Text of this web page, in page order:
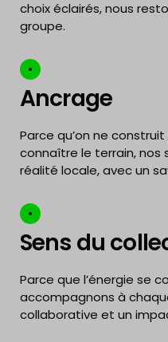
choix éclairés, nous
groupe.
Ancrage
Parce qu’on ne
connaître le terrain,
réalité locale, avec un
Sens du
Parce que l’énergie se
accompagnons à
collaborative et un